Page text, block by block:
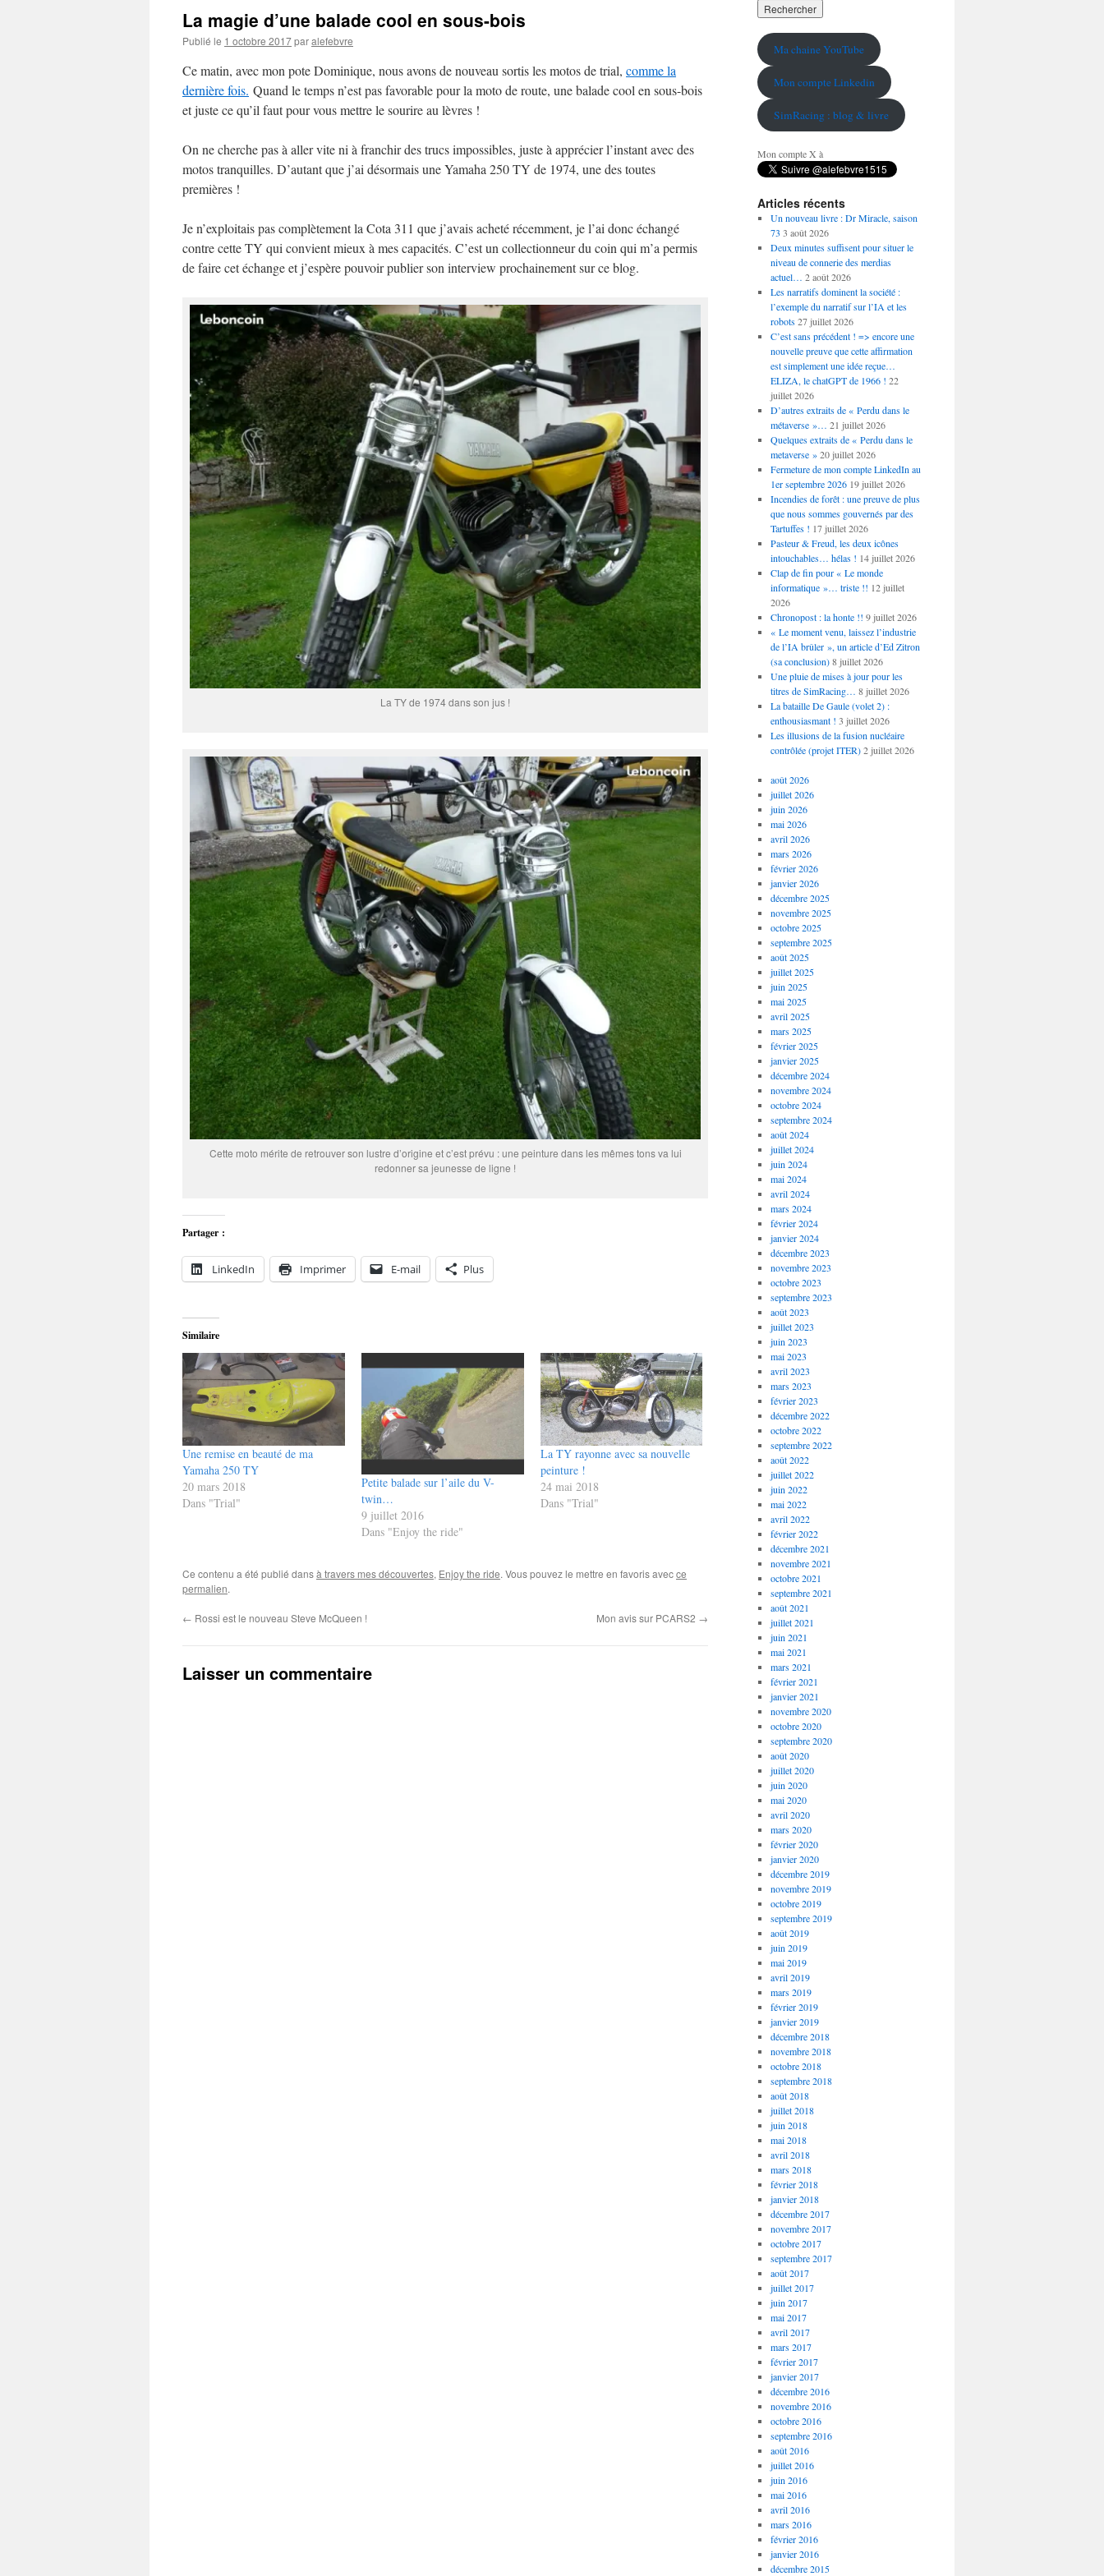
La magie d’une balade cool en sous-bois
Publié le 1 octobre 2017paralefebvre
Ce matin, avec mon pote Dominique, nous avons de nouveau sortis les motos de trial, comme la
dernière fois. Quand le temps n’est pas favorable pour la moto de route, une balade cool en sous-bois
et juste ce qu’il faut pour vous mettre le sourire au lèvres !
On ne cherche pas à aller vite ni à franchir des trucs impossibles, juste à apprécier l’instant avec des
motos tranquilles. D’autant que j’ai désormais une Yamaha 250 TY de 1974, une des toutes
premières !
Je n’exploitais pas complètement la Cota 311 que j’avais acheté récemment, je l’ai donc échangé
contre cette TY qui convient mieux à mes capacités. C’est un collectionneur du coin qui m’a permis
de faire cet échange et j’espère pouvoir publier son interview prochainement sur ce blog.
La TY de 1974 dans son jus !
Cette moto mérite de retrouver son lustre d’origine et c’est prévu : une peinture dans les mêmes tons va lui
redonner sa jeunesse de ligne !
Partager :
LinkedIn Imprimer E-mail Plus
Similaire
Une remise en beauté de ma
Yamaha 250 TY
20 mars 2018
Dans "Trial"
Petite balade sur l’aile du V-
twin…
9 juillet 2016
Dans "Enjoy the ride"
La TY rayonne avec sa nouvelle
peinture !
24 mai 2018
Dans "Trial"
Ce contenu a été publié dansà travers mes découvertes, Enjoy the ride. Vous pouvez le mettre en favoris avecce
permalien.
← Rossi est le nouveau Steve McQueen ! Mon avis sur PCARS2 →
Laisser un commentaire
Ma chaine YouTube
Mon compte Linkedin
SimRacing : blog & livre
Mon compte X à
Articles récents
Un nouveau livre : Dr Miracle, saison
73 3 août 2026
Deux minutes suffisent pour situer le
niveau de connerie des merdias
actuel… 2 août 2026
Les narratifs dominent la société :
l’exemple du narratif sur l’IA et les
robots 27 juillet 2026
C’est sans précédent ! => encore une
nouvelle preuve que cette affirmation
est simplement une idée reçue…
ELIZA, le chatGPT de 1966 ! 22
juillet 2026
D’autres extraits de « Perdu dans le
métaverse »… 21 juillet 2026
Quelques extraits de « Perdu dans le
metaverse » 20 juillet 2026
Fermeture de mon compte LinkedIn au
1er septembre 2026 19 juillet 2026
Incendies de forêt : une preuve de plus
que nous sommes gouvernés par des
Tartuffes ! 17 juillet 2026
Pasteur & Freud, les deux icônes
intouchables… hélas ! 14 juillet 2026
Clap de fin pour « Le monde
informatique »… triste !! 12 juillet
2026
Chronopost : la honte !! 9 juillet 2026
« Le moment venu, laissez l’industrie
de l’IA brûler », un article d’Ed Zitron
(sa conclusion) 8 juillet 2026
Une pluie de mises à jour pour les
titres de SimRacing… 8 juillet 2026
La bataille De Gaule (volet 2) :
enthousiasmant ! 3 juillet 2026
Les illusions de la fusion nucléaire
contrôlée (projet ITER) 2 juillet 2026
août 2026
juillet 2026
juin 2026
mai 2026
avril 2026
mars 2026
février 2026
janvier 2026
décembre 2025
novembre 2025
octobre 2025
septembre 2025
août 2025
juillet 2025
juin 2025
mai 2025
avril 2025
mars 2025
février 2025
janvier 2025
décembre 2024
novembre 2024
octobre 2024
septembre 2024
août 2024
juillet 2024
juin 2024
mai 2024
avril 2024
mars 2024
février 2024
janvier 2024
décembre 2023
novembre 2023
octobre 2023
septembre 2023
août 2023
juillet 2023
juin 2023
mai 2023
avril 2023
mars 2023
février 2023
décembre 2022
octobre 2022
septembre 2022
août 2022
juillet 2022
juin 2022
mai 2022
avril 2022
février 2022
décembre 2021
novembre 2021
octobre 2021
septembre 2021
août 2021
juillet 2021
juin 2021
mai 2021
mars 2021
février 2021
janvier 2021
novembre 2020
octobre 2020
septembre 2020
août 2020
juillet 2020
juin 2020
mai 2020
avril 2020
mars 2020
février 2020
janvier 2020
décembre 2019
novembre 2019
octobre 2019
septembre 2019
août 2019
juin 2019
mai 2019
avril 2019
mars 2019
février 2019
janvier 2019
décembre 2018
novembre 2018
octobre 2018
septembre 2018
août 2018
juillet 2018
juin 2018
mai 2018
avril 2018
mars 2018
février 2018
janvier 2018
décembre 2017
novembre 2017
octobre 2017
septembre 2017
août 2017
juillet 2017
juin 2017
mai 2017
avril 2017
mars 2017
février 2017
janvier 2017
décembre 2016
novembre 2016
octobre 2016
septembre 2016
août 2016
juillet 2016
juin 2016
mai 2016
avril 2016
mars 2016
février 2016
janvier 2016
décembre 2015